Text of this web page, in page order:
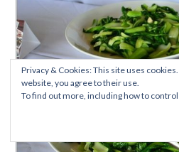
Privacy & Cookies: This site uses
website, you agree to their use.
To find out more, including how to